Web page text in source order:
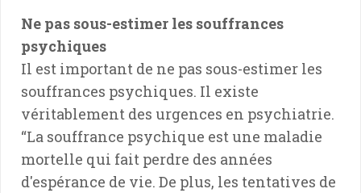
Ne pas sous-estimer les souffrances
psychiques
Il est important de ne pas sous-estimer les
souffrances psychiques. Il existe
véritablement des urgences en psychiatrie.
“La souffrance psychique est une maladie
mortelle qui fait perdre des années
d'espérance de vie. De plus, les tentatives de